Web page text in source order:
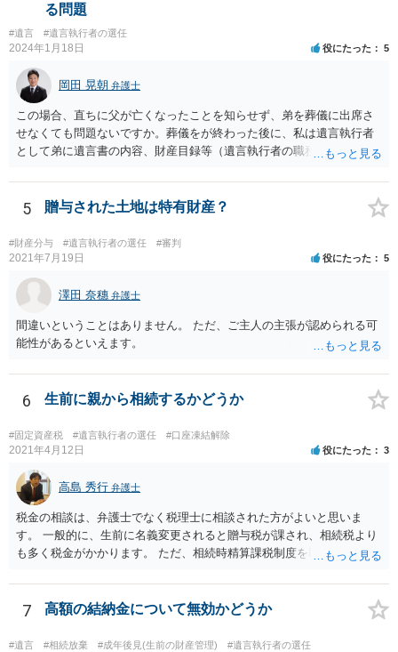
る問題
#遺言 #遺言執行者の選任
2024年1月18日 役にたった 5
岡田 晃朝 弁護士
この場合、直ちに父が亡くなったことを知らせず、弟を葬儀に出席さ
せなくても問題ないですか。葬儀をが終わった後に、私は遺言執行者
として弟に遺言書の内容、財産目録等（遺言執行者の職務）を知らせ
るかは喪主の自由です。 呼ばなくてもかまいません。 そもそも、そう
いう法律関係にありません。 遺言の内容と遺産の総額の通知、公正証
で、対応しましょう。 そのあとは遺留分の請求などがあればそれへの
対応となるでしょう。
5 贈与された土地は特有財産？
#財産分与 #遺言執行者の選任 #審判
2021年7月19日 役にたった 5
澤田 奈穗 弁護士
間違いということはありません。 ただ、ご主人の主張が認められる可
能性があるといえます。
6 生前に親から相続するかどうか
#固定資産税 #遺言執行者の選任 #口座凍結解除
2021年4月12日 役にたった 3
高島 秀行 弁護士
税金の相談は、弁護士でなく税理士に相談された方がよいと思いま
す。 一般的に、生前に名義変更されると贈与税が課され、相続税より
も多く税金がかかります。 ただ、相続時精算課税制度を取れば、実質
ういう場合にどれくらい税金がかかるか計算してもらって どういう方
針を取るか決められたらよいと思います。
7 高額の結納金について無効かどうか
#遺言 #相続放棄 #成年後見(生前の財産管理) #遺言執行者の選任